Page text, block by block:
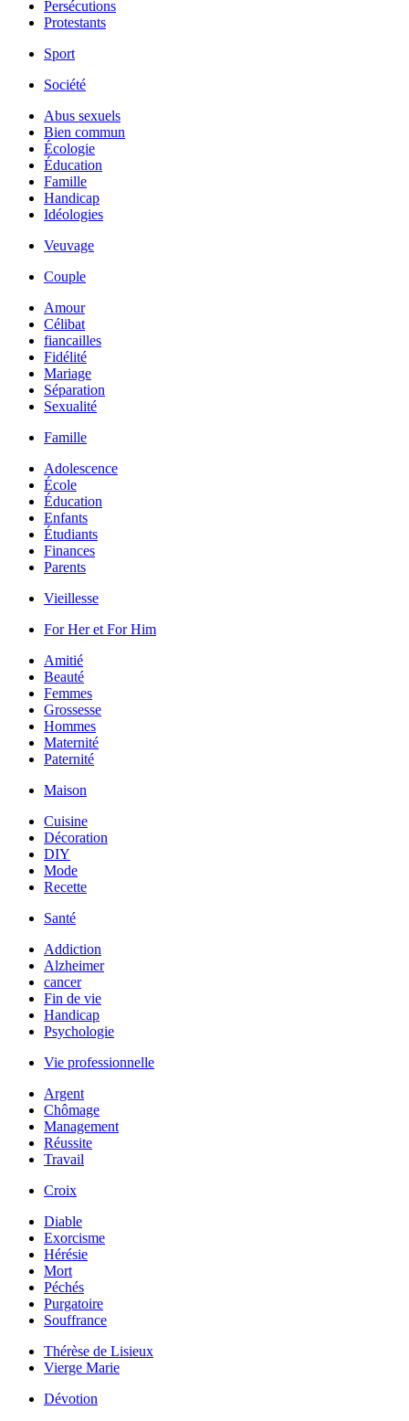
Persécutions
Protestants
Sport
Société
Abus sexuels
Bien commun
Écologie
Éducation
Famille
Handicap
Idéologies
Veuvage
Couple
Amour
Célibat
fiancailles
Fidélité
Mariage
Séparation
Sexualité
Famille
Adolescence
École
Éducation
Enfants
Étudiants
Finances
Parents
Vieillesse
For Her et For Him
Amitié
Beauté
Femmes
Grossesse
Hommes
Maternité
Paternité
Maison
Cuisine
Décoration
DIY
Mode
Recette
Santé
Addiction
Alzheimer
cancer
Fin de vie
Handicap
Psychologie
Vie professionnelle
Argent
Chômage
Management
Réussite
Travail
Croix
Diable
Exorcisme
Hérésie
Mort
Péchés
Purgatoire
Souffrance
Thérèse de Lisieux
Vierge Marie
Dévotion